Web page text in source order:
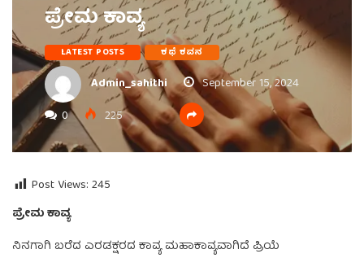
ಪ್ರೇಮ ಕಾವ್ಯ
LATEST POSTS ಕಥೆ ಕವನ
Admin_sahithi
September 15, 2024
0
225
Post Views: 245
ಪ್ರೇಮ ಕಾವ್ಯ
ನಿನಗಾಗಿ ಬರೆದ ಎರಡಕ್ಷರದ ಕಾವ್ಯ ಮಹಾಕಾವ್ಯವಾಗಿದೆ ಪ್ರಿಯೆ